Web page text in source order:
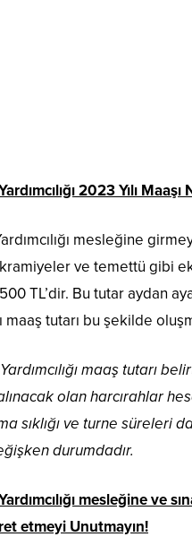
2023 Yılı Maaşı
mesleğine
ve temettü gibi
TL’dir. Bu tutar
maaş tutarı bu şekilde
maaş tutarı
olan harcırahlar
sıklığı ve turne süreleri
durumdadır.
mesleğine ve
etmeyi Unutmayın!